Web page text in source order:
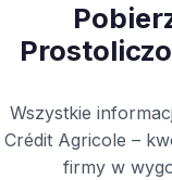
Wszystkie
Crédit Agricole –
firmy w